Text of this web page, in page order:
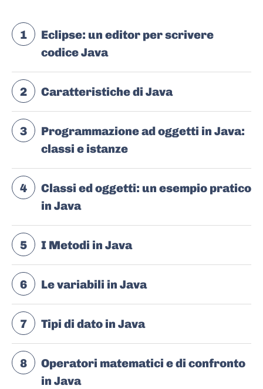
1
Eclipse: un editor per scrivere
codice Java
2 Caratteristiche di Java
3
Programmazione ad oggetti in Java:
classi e istanze
4
Classi ed oggetti: un esempio pratico
in Java
5 I Metodi in Java
6 Le variabili in Java
7 Tipi di dato in Java
8
Operatori matematici e di confronto
in Java